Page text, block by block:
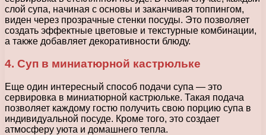
слой супа, начиная с основы и заканчивая топпингом,
виден через прозрачные стенки посуды. Это позволяет
создать эффектные цветовые и текстурные комбинации,
а также добавляет декоративности блюду.
4. Суп в миниатюрной кастрюльке
Еще один интересный способ подачи супа — это
сервировка в миниатюрной кастрюльке. Такая подача
позволяет каждому гостю получить свою порцию супа в
индивидуальной посуде. Кроме того, это создает
атмосферу уюта и домашнего тепла.